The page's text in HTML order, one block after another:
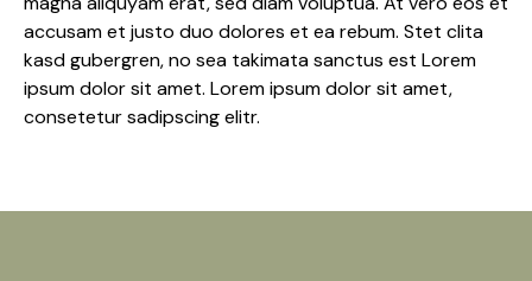
accusam et justo duo dolores et ea rebum. Stet clita
kasd gubergren, no sea takimata sanctus est Lorem
ipsum dolor sit amet. Lorem ipsum dolor sit amet,
consetetur sadipscing elitr.